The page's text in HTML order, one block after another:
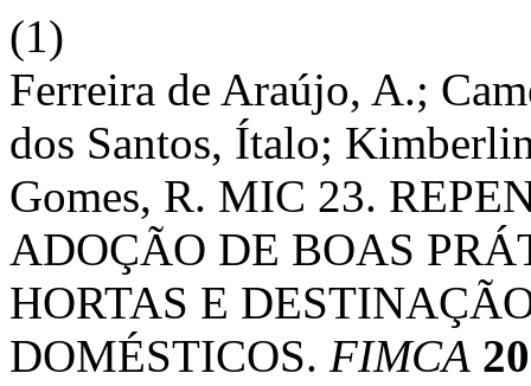
(1)
Ferreira de Araújo, A.;
dos Santos, Ítalo;
Gomes, R. MIC 23.
ADOÇÃO DE BOAS
HORTAS E
DOMÉSTICOS. FIMCA